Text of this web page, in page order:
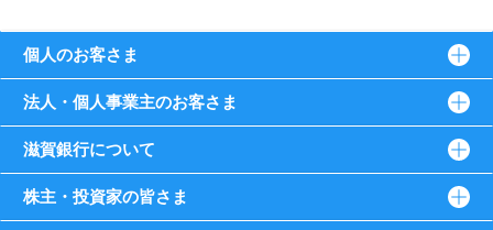
個人のお客さま
法人・個人事業主のお客さま
滋賀銀行について
株主・投資家の皆さま